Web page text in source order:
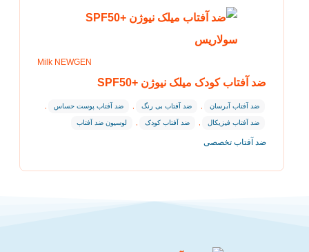
Milk NEWGEN
ضد آفتاب کودک میلک نیوژن +SPF50
ضد آفتاب آبرسان ضد آفتاب بی رنگ ضد آفتاب پوست حساس
ضد آفتاب فیزیکال ضد آفتاب کودک لوسیون ضد آفتاب
ضد آفتاب تخصصی